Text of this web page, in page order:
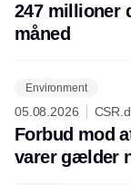
247 millioner
måned
Environment
05.08.2026
Forbud mod
varer gælder